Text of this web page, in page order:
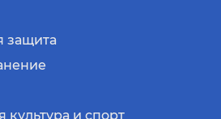
защита
культура и спорт